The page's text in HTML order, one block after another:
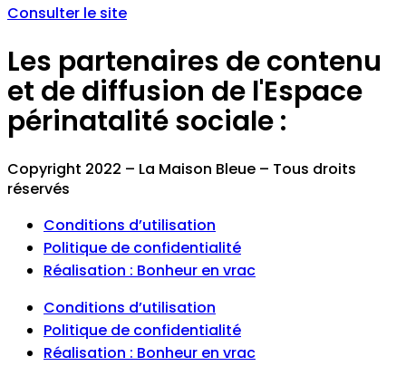
Consulter le site
Les partenaires de contenu
et de diffusion de l'Espace
périnatalité sociale :
Copyright 2022 – La Maison Bleue – Tous droits
réservés
Conditions d’utilisation
Politique de confidentialité
Réalisation : Bonheur en vrac
Conditions d’utilisation
Politique de confidentialité
Réalisation : Bonheur en vrac